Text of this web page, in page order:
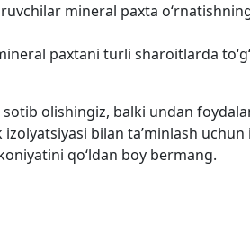
mineral paxta
paxtani turli sharoitlarda
olishingiz, balki undan
bilan ta’minlash
qo‘ldan boy bermang.